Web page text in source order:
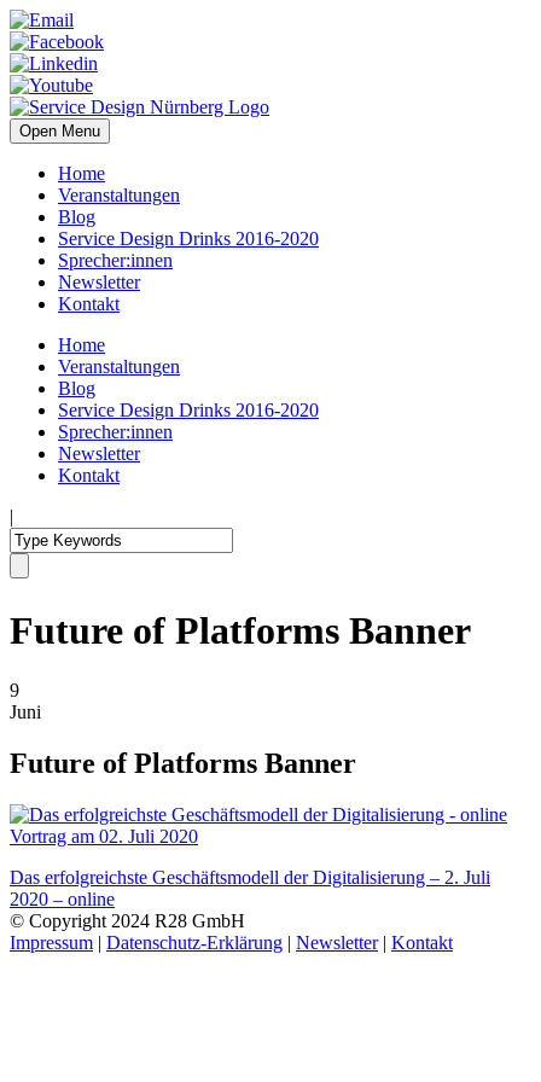
Open Menu
Home
Veranstaltungen
Blog
Service Design Drinks 2016-2020
Sprecher:innen
Newsletter
Kontakt
Home
Veranstaltungen
Blog
Service Design Drinks 2016-2020
Sprecher:innen
Newsletter
Kontakt
|
Future of Platforms Banner
9
Juni
Future of Platforms Banner
Das erfolgreichste Geschäftsmodell der Digitalisierung – 2. Juli
2020 – online
© Copyright 2024 R28 GmbH
Impressum | Datenschutz-Erklärung | Newsletter| Kontakt